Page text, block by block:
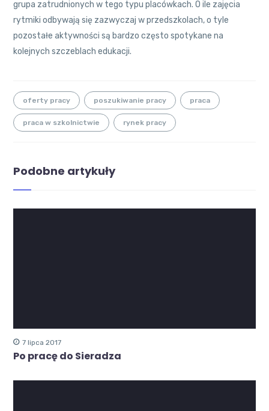
grupa zatrudnionych w tego typu placówkach. O ile zajęcia
rytmiki odbywają się zazwyczaj w przedszkolach, o tyle
pozostałe aktywności są bardzo często spotykane na
kolejnych szczeblach edukacji.
oferty pracy poszukiwanie pracy praca
praca w szkolnictwie rynek pracy
Podobne artykuły
7 lipca 2017
Po pracę do Sieradza